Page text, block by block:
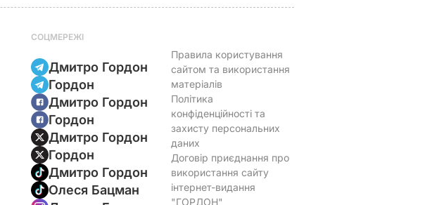
СОЦМЕРЕЖІ
Дмитро Гордон
Гордон
Дмитро Гордон
Гордон
Дмитро Гордон
Гордон
Дмитро Гордон
Олеся Бацман
Правила користування
сайтом та використання
матеріалів
Політика
конфіденційності та
захисту персональних
даних
Договір приєднання про
використання сайту
інтернет-видання
"ГОРДОН"